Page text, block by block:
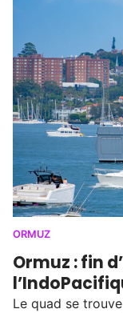
ORMUZ
Ormuz : fin
Le quad se